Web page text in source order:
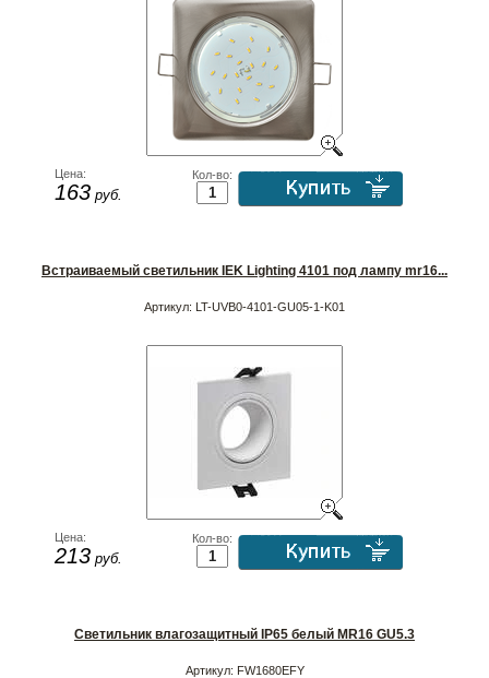
Цена:
163 руб.
Кол-во:
Встраиваемый светильник IEK Lighting 4101 под лампу mr16...
Артикул: LT-UVB0-4101-GU05-1-K01
Цена:
213 руб.
Кол-во:
Светильник влагозащитный IP65 белый MR16 GU5.3
Артикул: FW1680EFY